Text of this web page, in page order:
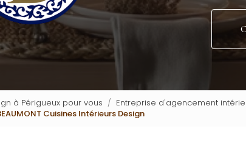
à Périgueux pour vous
Entreprise d'agencement
Cuisines Intérieurs Design